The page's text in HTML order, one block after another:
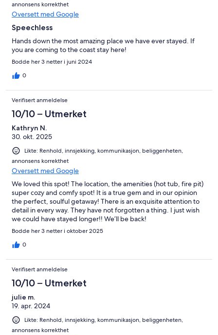
annonsens korrekthet
Oversett med Google
Speechless
Hands down the most amazing place we have ever stayed. If
you are coming to the coast stay here!
Bodde her 3 netter i juni 2024
0
Verifisert anmeldelse
10/10 – Utmerket
Kathryn N.
30. okt. 2025
Likte: Renhold, innsjekking, kommunikasjon, beliggenheten,
annonsens korrekthet
Oversett med Google
We loved this spot! The location, the amenities (hot tub, fire pit)
super cozy and comfy spot! It is a true gem and in our opinion
the perfect, soulful getaway! There is an exquisite attention to
detail in every way. They have not forgotten a thing. I just wish
we could have stayed longer!! We’ll be back!
Bodde her 3 netter i oktober 2025
0
Verifisert anmeldelse
10/10 – Utmerket
julie m.
19. apr. 2024
Likte: Renhold, innsjekking, kommunikasjon, beliggenheten,
annonsens korrekthet